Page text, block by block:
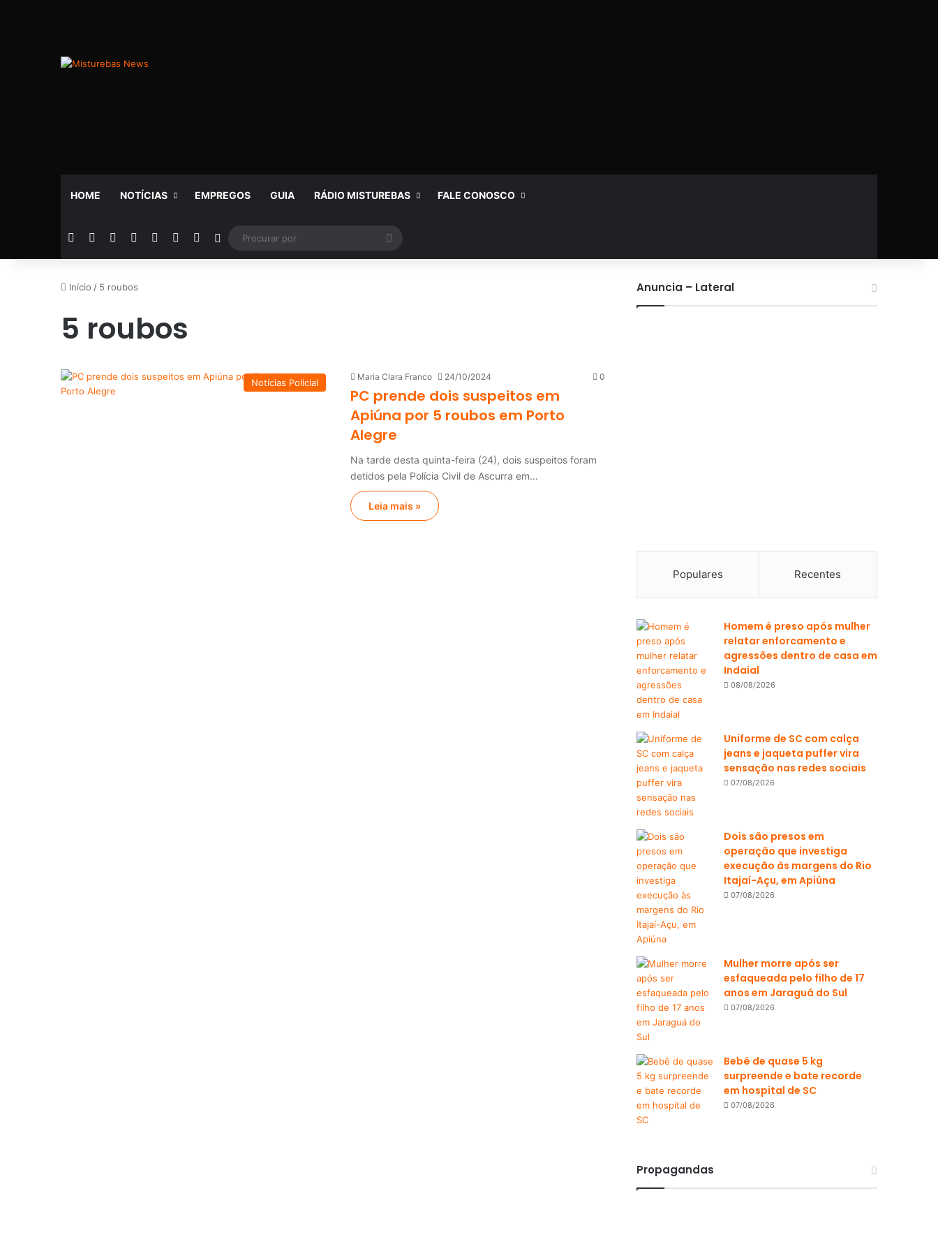
HOME NOTÍCIAS EMPREGOS GUIA RÁDIO MISTUREBAS FALE CONOSCO
Facebook YouTubeInstagramTelegramWhatsApp
Rádio Switch skin
por
Início / 5 roubos
5 roubos
Notícias Policial
Maria Clara Franco 24/10/2024 0
PC prende dois suspeitos em
Apiúna por 5 roubos em Porto
Alegre
Na tarde desta quinta-feira (24), dois suspeitos foram
detidos pela Polícia Civil de Ascurra em…
Leia mais »
Anuncia – Lateral
Populares Recentes
Homem é preso após mulher
relatar enforcamento e
agressões dentro de casa em
Indaial
08/08/2026
Uniforme de SC com calça
jeans e jaqueta puffer vira
sensação nas redes sociais
07/08/2026
Dois são presos em
operação que investiga
execução às margens do Rio
Itajaí-Açu, em Apiúna
07/08/2026
Mulher morre após ser
esfaqueada pelo filho de 17
anos em Jaraguá do Sul
07/08/2026
Bebê de quase 5 kg
surpreende e bate recorde
em hospital de SC
07/08/2026
Propagandas